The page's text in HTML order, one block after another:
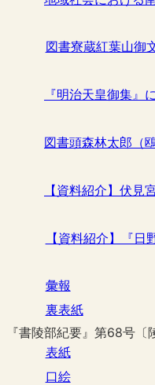
図書寮蔵紅葉山御
【資料紹介】『
彙報
裏表紙
表紙
口絵